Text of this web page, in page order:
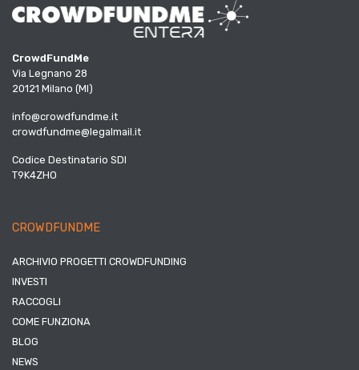
CrowdFundMe
Via Legnano 28
20121 Milano (MI)
info@crowdfundme.it
crowdfundme@legalmail.it
Codice Destinatario SDI
T9K4ZHO
CROWDFUNDME
ARCHIVIO PROGETTI CROWDFUNDING
INVESTI
RACCOGLI
COME FUNZIONA
BLOG
NEWS